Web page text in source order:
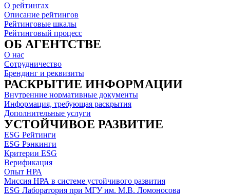
О рейтингах
Описание рейтингов
Рейтинговые шкалы
Рейтинговый процесс
ОБ АГЕНТСТВЕ
О нас
Сотрудничество
Брендинг и реквизиты
РАСКРЫТИЕ ИНФОРМАЦИИ
Внутренние нормативные документы
Информация, требующая раскрытия
Дополнительные услуги
УСТОЙЧИВОЕ РАЗВИТИЕ
ESG Рейтинги
ESG Рэнкинги
Критерии ESG
Верификация
Опыт НРА
Миссия НРА в системе устойчивого развития
ESG Лаборатория при МГУ им. М.В. Ломоносова